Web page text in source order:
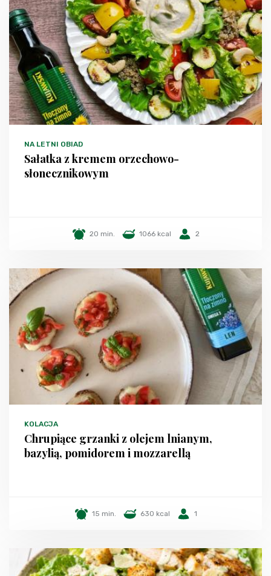
NA LETNI OBIAD
Sałatka z kremem orzechowo-
słonecznikowym
20 min. 1066 kcal 2
KOLACJA
Chrupiące grzanki z olejem lnianym,
bazylią, pomidorem i mozzarellą
15 min. 630 kcal 1